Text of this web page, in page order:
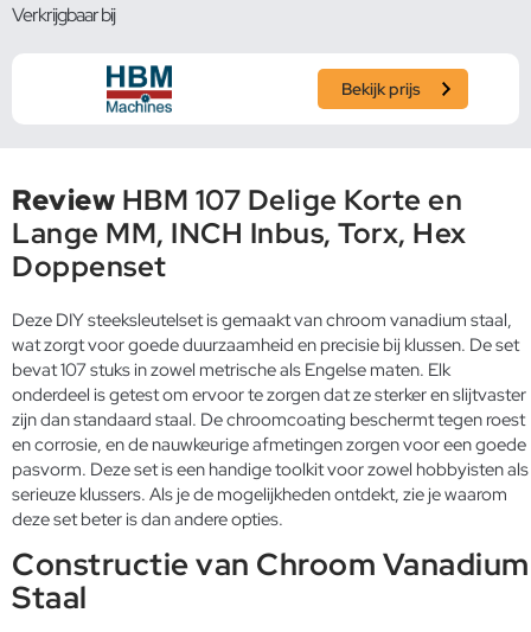
Verkrijgbaar bij
Bekijk prijs
Review HBM 107 Delige Korte en
Lange MM, INCH Inbus, Torx, Hex
Doppenset
Deze DIY steeksleutelset is gemaakt van chroom vanadium staal,
wat zorgt voor goede duurzaamheid en precisie bij klussen. De set
bevat 107 stuks in zowel metrische als Engelse maten. Elk
onderdeel is getest om ervoor te zorgen dat ze sterker en slijtvaster
zijn dan standaard staal. De chroomcoating beschermt tegen roest
en corrosie, en de nauwkeurige afmetingen zorgen voor een goede
pasvorm. Deze set is een handige toolkit voor zowel hobbyisten als
serieuze klussers. Als je de mogelijkheden ontdekt, zie je waarom
deze set beter is dan andere opties.
Constructie van Chroom Vanadium
Staal